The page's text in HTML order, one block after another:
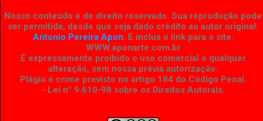
Nosso conteúdo é de direito reservado. Sua reprodução pode
ser permitida, desde que seja dado crédito ao autor original:
Antonio Pereira Apon. E inclua o link para o site:
WWW.aponarte.com.br
É expressamente proibido o uso comercial e qualquer
alteração, sem nossa prévia autorização.
Plágio é crime previsto no artigo 184 do Código Penal.
- Lei n° 9.610-98 sobre os Direitos Autorais.